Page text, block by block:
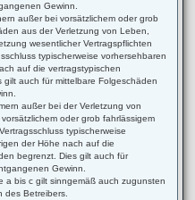
Gewinn.
außer bei vorsätzlichem oder grob
aus der Verletzung von Leben,
wesentlicher Vertragspflichten
typischerweise vorhersehbaren
auf die vertragstypischen
auch für mittelbare Folgeschäden
außer bei der Verletzung von
oder grob fahrlässigem
typischerweise
der Höhe nach auf die
begrenzt. Dies gilt auch für
Gewinn.
a bis c gilt sinngemäß auch zugunsten
des Betreibers.